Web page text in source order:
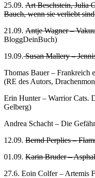
25.09. Art Beschstein, Julia
Bauch, wenn sie verliebt
21.09. Antje Wagner –
BloggDeinBuch)
19.09.Susan Mallery –
Thomas Bauer – Frankreich
(RE des Autors,
Erin Hunter – Warrior Cats.
Gelberg)
Andrea Schacht – Die
12.09. Bernd Perplies –
01.09. Karin Bruder –
27.6. Eoin Colfer – Artemis